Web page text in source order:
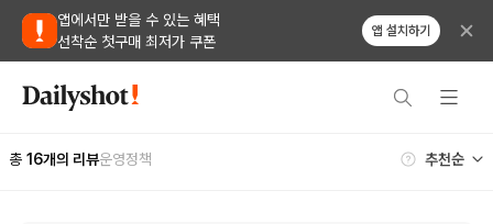
앱에서만 받을 수 있는 혜택
선착순 첫구매 최저가 쿠폰
앱 설치하기
총 16개의 리뷰운영정책